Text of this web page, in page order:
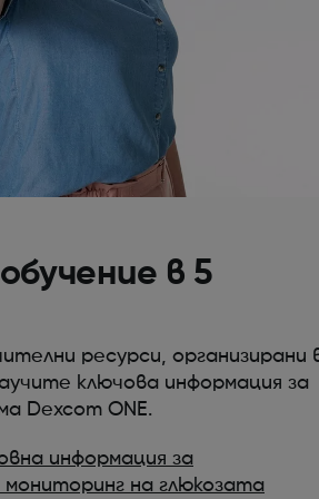
в 5
ресурси, организирани
ключова информация за
Dexcom ONE.
информация за
мониторинг на глюкозата